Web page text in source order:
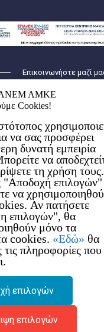
Επικοινωνήστε μαζί
ΚΕΠΑ – ΑΝΕΜ ΑΜΚΕ
Οικισμός Λήδα-Μαρία
6ο χλμ. Χαριλάου-
57001 Θέρμη,
Aρ. ΓΕΜΗ: 154627704000
2310 480.000
2310 480.003
kepa.gr, info[at]2014-
https://2014-2020.kepa-
Στείλε τo ερώτημά
Βρείτε μας στα Κοινωνικά
ΑΝΕΜ ΑΜΚΕ
Cookies!
να σας προσφέρει
δυνατή εμπειρία
να
τη χρήση τους.
επιλογών"
να
Αν πατήσετε
επιλογών", θα
μόνο τα
cookies. «Εδώ» θα
τις πληροφορίες που
επιλογών
επιλογών